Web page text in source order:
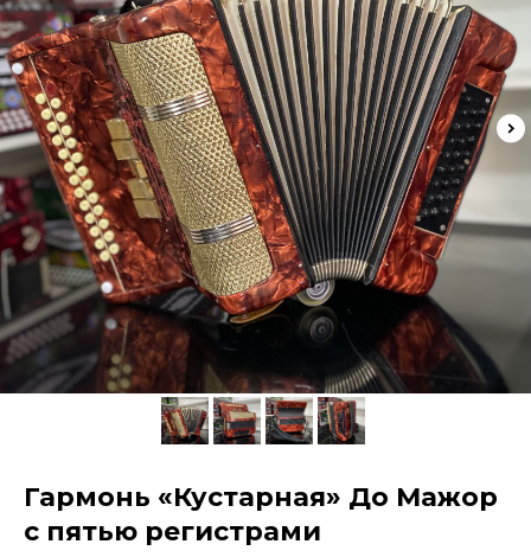
Гармонь «Кустарная» До Мажор
с пятью регистрами